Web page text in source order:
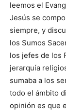
leemos el
Jesús se
siempre, y
los Sumos
los jefes de los
jerarquía
sumaba a los
todo el ámbito
opinión es que